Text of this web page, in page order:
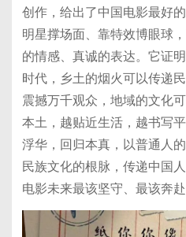
创作，给出了中国电影最好
明星撑场面、靠特效博眼球
的情感、真诚的表达。它证
时代，乡土的烟火可以传递
震撼万千观众，地域的文化
本土，越贴近生活，越书写
浮华，回归本真，以普通人
民族文化的根脉，传递中国
电影未来最该坚守、最该奔赴